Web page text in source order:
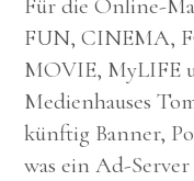
Für die Online-
FUN, CINEMA,
MOVIE, MyLIFE
Medienhauses
künftig Banner,
was ein Ad-